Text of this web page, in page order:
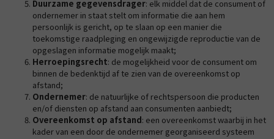
Duurzame gegevensdrager: elk middel dat de consument of
ondernemer in staat stelt om informatie die aan hem
persoonlijk is gericht, op te slaan op een manier die
toekomstige raadpleging en ongewijzigde reproductie van de
opgeslagen informatie mogelijk maakt;
Herroepingsrecht: de mogelijkheid voor de consument om
binnen de bedenktijd af te zien van de overeenkomst op
afstand;
Ondernemer: de natuurlijke of rechtspersoon die producten
en/of diensten op afstand aan consumenten aanbiedt;
Overeenkomst op afstand: een overeenkomst waarbij in het
kader van een door de ondernemer georganiseerd systeem